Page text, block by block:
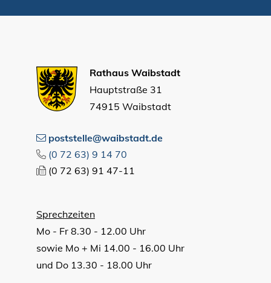
Rathaus Waibstadt
Hauptstraße 31
74915 Waibstadt
poststelle@waibstadt.de
(0 72 63) 9 14 70
(0 72 63) 91 47-11
Sprechzeiten
Mo - Fr 8.30 - 12.00 Uhr
sowie Mo + Mi 14.00 - 16.00 Uhr
und Do 13.30 - 18.00 Uhr